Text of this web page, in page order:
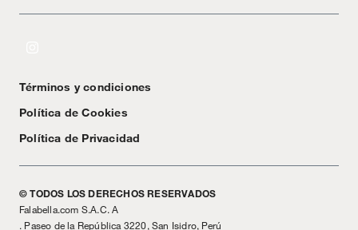
Textos Legales
Términos y condiciones
Política de Cookies
Política de Privacidad
© TODOS LOS DERECHOS RESERVADOS
Falabella.com S.A.C. A
. Paseo de la República 3220, San Isidro, Perú